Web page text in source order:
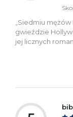
„Siedmiu
gwieździe
jej licznych